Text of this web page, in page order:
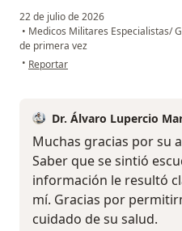
22 de julio de 2026
• Medicos Militares Especialistas/
de primera vez
• en opinión del usuario I.I
Reportar
Dr. Álvaro Lupercio
Muchas gracias por su
Saber que se sintió
información le resultó
mí. Gracias por
cuidado de su salud.